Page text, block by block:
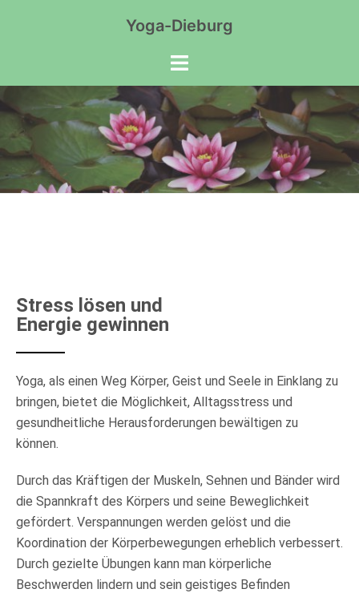
Yoga-Dieburg
Stress lösen und
Energie gewinnen
Yoga, als einen Weg Körper, Geist und Seele in Einklang zu
bringen, bietet die Möglichkeit, Alltagsstress und
gesundheitliche Herausforderungen bewältigen zu
können.
Durch das Kräftigen der Muskeln, Sehnen und Bänder wird
die Spannkraft des Körpers und seine Beweglichkeit
gefördert. Verspannungen werden gelöst und die
Koordination der Körperbewegungen erheblich verbessert.
Durch gezielte Übungen kann man körperliche
Beschwerden lindern und sein geistiges Befinden